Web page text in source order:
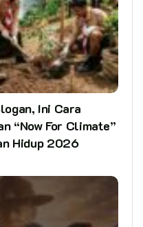
Ini Cara
“Now For Climate”
Hidup 2026